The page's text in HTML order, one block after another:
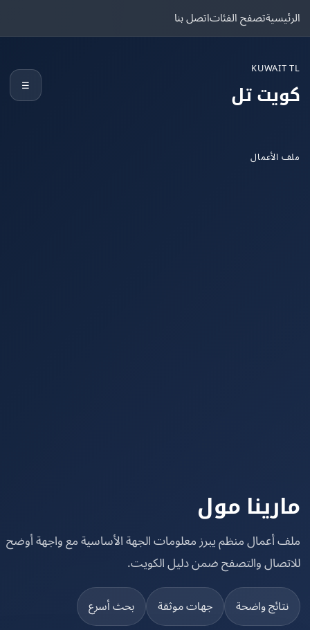
تصفح الفئاتاتصل بنا
تل
مول
منظم يبرز معلومات الجهة الأساسية مع واجهة أوضح
والتصفح ضمن دليل الكويت.
واضحة جهات موثقة بحث أسرع